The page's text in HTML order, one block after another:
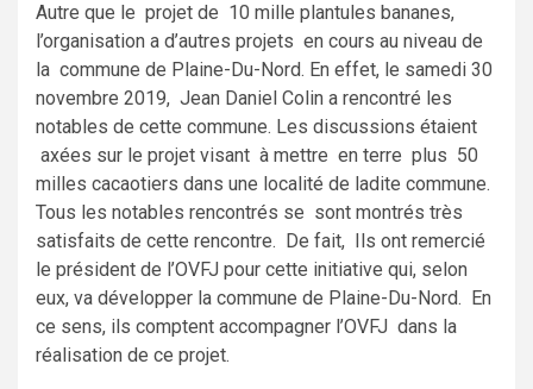
Autre que le projet de 10 mille plantules bananes,
l’organisation a d’autres projets en cours au niveau de
la commune de Plaine-Du-Nord. En effet, le samedi 30
novembre 2019, Jean Daniel Colin a rencontré les
notables de cette commune. Les discussions étaient
axées sur le projet visant à mettre en terre plus 50
milles cacaotiers dans une localité de ladite commune.
Tous les notables rencontrés se sont montrés très
satisfaits de cette rencontre. De fait, Ils ont remercié
le président de l’OVFJ pour cette initiative qui, selon
eux, va développer la commune de Plaine-Du-Nord. En
ce sens, ils comptent accompagner l’OVFJ dans la
réalisation de ce projet.